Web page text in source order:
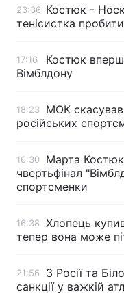
23:36 Костюк -
тенісистка
17:16
Костюк
Вімблдону
18:23
МОК скасував
російських
16:30
Марта
чвертьфінал
спортсменки
16:38
Хлопець
тепер вона може
21:56
З Росії та
санкції у важкій